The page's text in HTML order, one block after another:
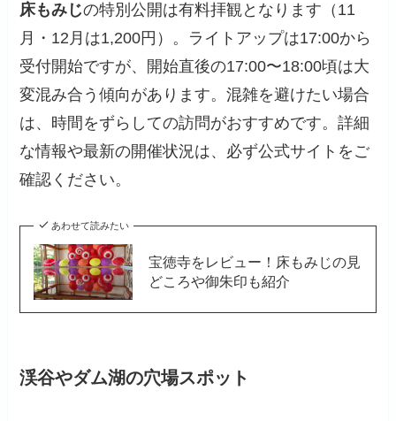
床もみじの特別公開は有料拝観となります（11
月・12月は1,200円）。ライトアップは17:00から
受付開始ですが、開始直後の17:00〜18:00頃は大
変混み合う傾向があります。混雑を避けたい場合
は、時間をずらしての訪問がおすすめです。詳細
な情報や最新の開催状況は、必ず公式サイトをご
確認ください。
あわせて読みたい
宝徳寺をレビュー！床もみじの見
どころや御朱印も紹介
渓谷やダム湖の穴場スポット